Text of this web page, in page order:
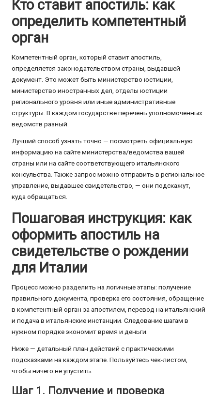
Кто ставит апостиль: как
определить компетентный
орган
Компетентный орган, который ставит апостиль,
определяется законодательством страны, выдавшей
документ. Это может быть министерство юстиции,
министерство иностранных дел, отделы юстиции
регионального уровня или иные административные
структуры. В каждом государстве перечень уполномоченных
ведомств разный.
Лучший способ узнать точно — посмотреть официальную
информацию на сайте министерства/ведомства вашей
страны или на сайте соответствующего итальянского
консульства. Также запрос можно отправить в региональное
управление, выдавшее свидетельство, — они подскажут,
куда обращаться.
Пошаговая инструкция: как
оформить апостиль на
свидетельстве о рождении
для Италии
Процесс можно разделить на логичные этапы: получение
правильного документа, проверка его состояния, обращение
в компетентный орган за апостилем, перевод на итальянский
и подача в итальянские инстанции. Следование шагам в
нужном порядке экономит время и деньги.
Ниже — детальный план действий с практическими
подсказками на каждом этапе. Пользуйтесь чек-листом,
чтобы ничего не упустить.
Шаг 1. Получение и проверка